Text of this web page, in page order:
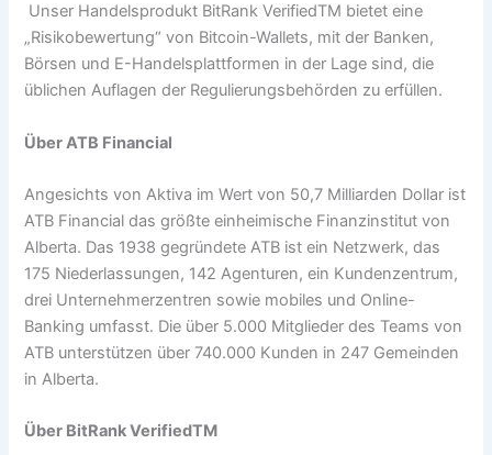
Unser Handelsprodukt BitRank VerifiedTM bietet eine
„Risikobewertung“ von Bitcoin-Wallets, mit der Banken,
Börsen und E-Handelsplattformen in der Lage sind, die
üblichen Auflagen der Regulierungsbehörden zu erfüllen.
Über ATB Financial
Angesichts von Aktiva im Wert von 50,7 Milliarden Dollar ist
ATB Financial das größte einheimische Finanzinstitut von
Alberta. Das 1938 gegründete ATB ist ein Netzwerk, das
175 Niederlassungen, 142 Agenturen, ein Kundenzentrum,
drei Unternehmerzentren sowie mobiles und Online-
Banking umfasst. Die über 5.000 Mitglieder des Teams von
ATB unterstützen über 740.000 Kunden in 247 Gemeinden
in Alberta.
Über BitRank VerifiedTM